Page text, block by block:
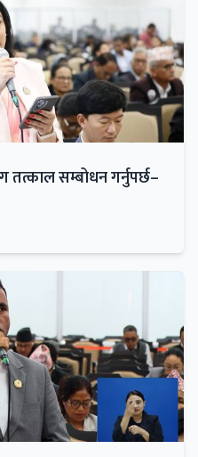
तत्काल सम्बोधन गर्नुपर्छ–